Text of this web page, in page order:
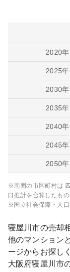
2020年
2025年
2030年
2035年
2040年
2045年
2050年
※周囲の市区町村は
口推計を合算したもの
※国立社会保障・人口
寝屋川市の売却
他のマンション
ージからお探し
大阪府寝屋川市